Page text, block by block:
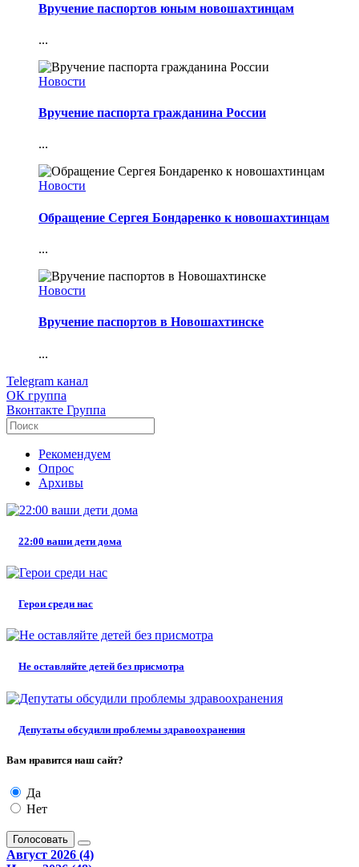
Вручение паспортов юным новошахтинцам
...
Новости
Вручение паспорта гражданина России
...
Новости
Обращение Сергея Бондаренко к новошахтинцам
...
Новости
Вручение паспортов в Новошахтинске
...
Telegram канал
ОК группа
Вконтакте Группа
Рекомендуем
Опрос
Архивы
22:00 ваши дети дома
Герои среди нас
Не оставляйте детей без присмотра
Депутаты обсудили проблемы здравоохранения
Вам нравится наш сайт?
Да
Нет
Голосовать
Август 2026 (4)